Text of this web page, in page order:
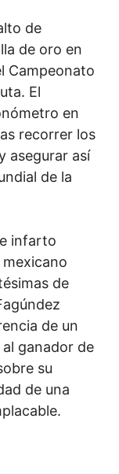
de
de oro en
Campeonato
El
en
recorrer los
asegurar así
de la
infarto
de
de un
ganador de
su
de una